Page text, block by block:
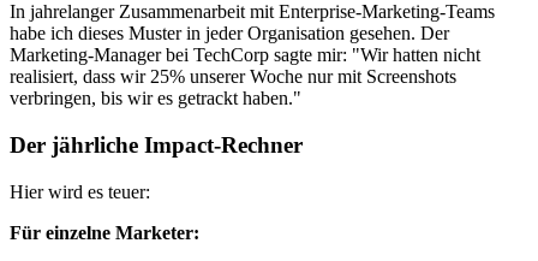
In jahrelanger Zusammenarbeit mit Enterprise-Marketing-Teams
habe ich dieses Muster in jeder Organisation gesehen. Der
Marketing-Manager bei TechCorp sagte mir: "Wir hatten nicht
realisiert, dass wir 25% unserer Woche nur mit Screenshots
verbringen, bis wir es getrackt haben."
Der jährliche Impact-Rechner
Hier wird es teuer:
Für einzelne Marketer: